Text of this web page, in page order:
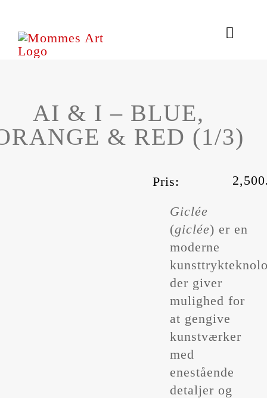
content
Toggle
Kunstværker
Om Mommes
AI & I – BLUE,
& RED (1/3)
Pris:
Giclée
(giclée) er en
moderne
der giver
mulighed for
at gengive
kunstværker
med
enestående
detaljer og